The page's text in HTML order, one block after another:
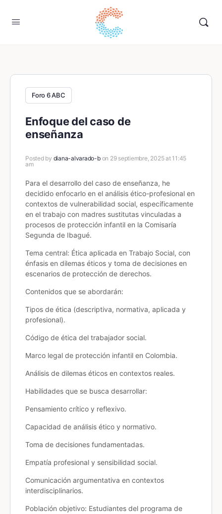
Foro 6 ABC
Enfoque del caso de
enseñanza
Posted by diana-alvarado-b on 29 septiembre, 2025 at 11:45
am
Para el desarrollo del caso de enseñanza, he
decidido enfocarlo en el análisis ético-profesional en
contextos de vulnerabilidad social, específicamente
en el trabajo con madres sustitutas vinculadas a
procesos de protección infantil en la Comisaría
Segunda de Ibagué.
Tema central: Ética aplicada en Trabajo Social, con
énfasis en dilemas éticos y toma de decisiones en
escenarios de protección de derechos.
Contenidos que se abordarán:
Tipos de ética (descriptiva, normativa, aplicada y
profesional).
Código de ética del trabajador social.
Marco legal de protección infantil en Colombia.
Análisis de dilemas éticos en contextos reales.
Habilidades que se busca desarrollar:
Pensamiento crítico y reflexivo.
Capacidad de análisis ético y normativo.
Toma de decisiones fundamentadas.
Empatía profesional y sensibilidad social.
Comunicación argumentativa en contextos
interdisciplinarios.
Población objetivo: Estudiantes del programa de